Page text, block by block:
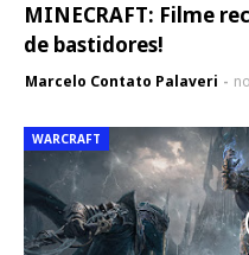
MINECRAFT: Filme
de bastidores!
Marcelo Contato Palaveri
WARCRAFT